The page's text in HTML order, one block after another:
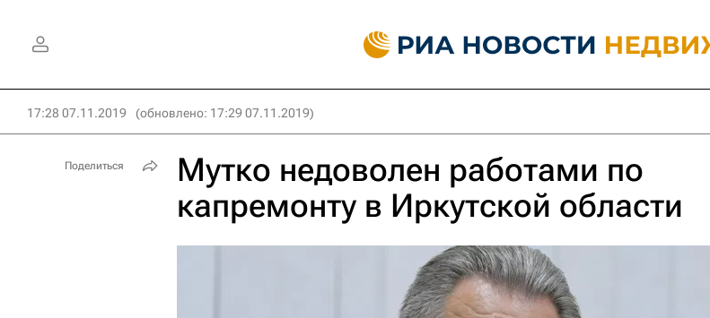
17:28 07.11.2019 (обновлено: 17:29 07.11.2019)
Мутко недоволен работами по
капремонту в Иркутской области
Поделиться